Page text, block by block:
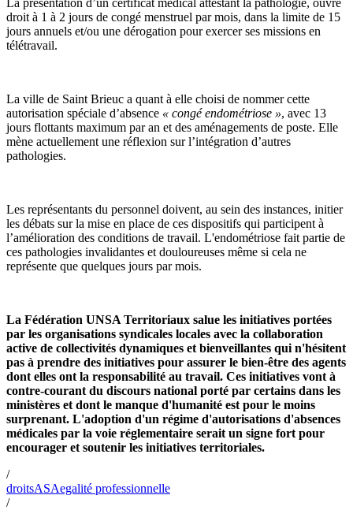
droit à 1 à 2 jours de congé menstruel par mois, dans la limite de 15
jours annuels et/ou une dérogation pour exercer ses missions en
télétravail.
La ville de Saint Brieuc a quant à elle choisi de nommer cette
autorisation spéciale d’absence « congé endométriose », avec 13
jours flottants maximum par an et des aménagements de poste. Elle
mène actuellement une réflexion sur l’intégration d’autres
pathologies.
Les représentants du personnel doivent, au sein des instances, initier
les débats sur la mise en place de ces dispositifs qui participent à
l’amélioration des conditions de travail. L'endométriose fait partie de
ces pathologies invalidantes et douloureuses même si cela ne
représente que quelques jours par mois.
La Fédération UNSA Territoriaux salue les initiatives portées
par les organisations syndicales locales avec la collaboration
active de collectivités dynamiques et bienveillantes qui n'hésitent
pas à prendre des initiatives pour assurer le bien-être des agents
dont elles ont la responsabilité au travail. Ces initiatives vont à
contre-courant du discours national porté par certains dans les
ministères et dont le manque d'humanité est pour le moins
surprenant. L'adoption d'un régime d'autorisations d'absences
médicales par la voie réglementaire serait un signe fort pour
encourager et soutenir les initiatives territoriales.
/
droitsASAegalité professionnelle
/